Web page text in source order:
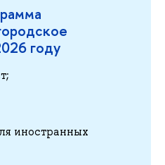
году
иностранных